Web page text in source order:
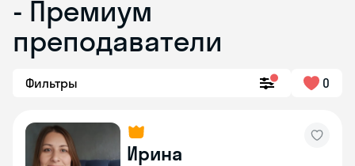
- Премиум
преподаватели
Фильтры 0
Ирина